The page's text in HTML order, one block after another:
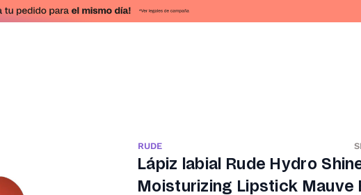
RUDE
Lápiz labial Rude Hydro
Moisturizing Lipstick Mauve